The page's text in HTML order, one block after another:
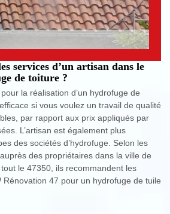
services d’un artisan dans le
de toiture ?
la réalisation d’un hydrofuge de
si vous voulez un travail de qualité
par rapport aux prix appliqués par
L’artisan est également plus
des sociétés d’hydrofuge. Selon les
des propriétaires dans la ville de
le 47350, ils recommandent les
Rénovation 47 pour un hydrofuge de tuile